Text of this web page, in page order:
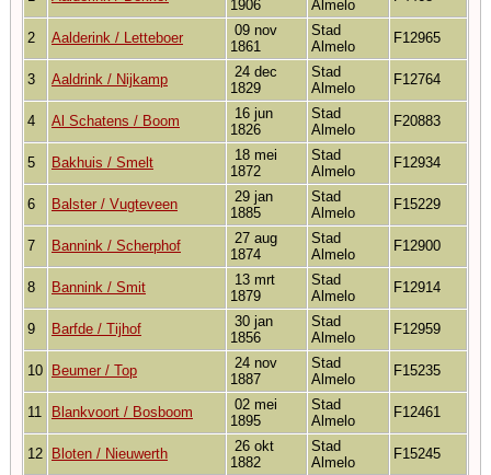
1906
Almelo
2 Aalderink / Letteboer
09 nov
1861
Stad
Almelo
F12965
3 Aaldrink / Nijkamp
24 dec
1829
Stad
Almelo
F12764
4 Al Schatens / Boom
16 jun
1826
Stad
Almelo
F20883
5 Bakhuis / Smelt
18 mei
1872
Stad
Almelo
F12934
6 Balster / Vugteveen
29 jan
1885
Stad
Almelo
F15229
7 Bannink / Scherphof
27 aug
1874
Stad
Almelo
F12900
8 Bannink / Smit
13 mrt
1879
Stad
Almelo
F12914
9 Barfde / Tijhof
30 jan
1856
Stad
Almelo
F12959
10 Beumer / Top
24 nov
1887
Stad
Almelo
F15235
11 Blankvoort / Bosboom
02 mei
1895
Stad
Almelo
F12461
12 Bloten / Nieuwerth
26 okt
1882
Stad
Almelo
F15245